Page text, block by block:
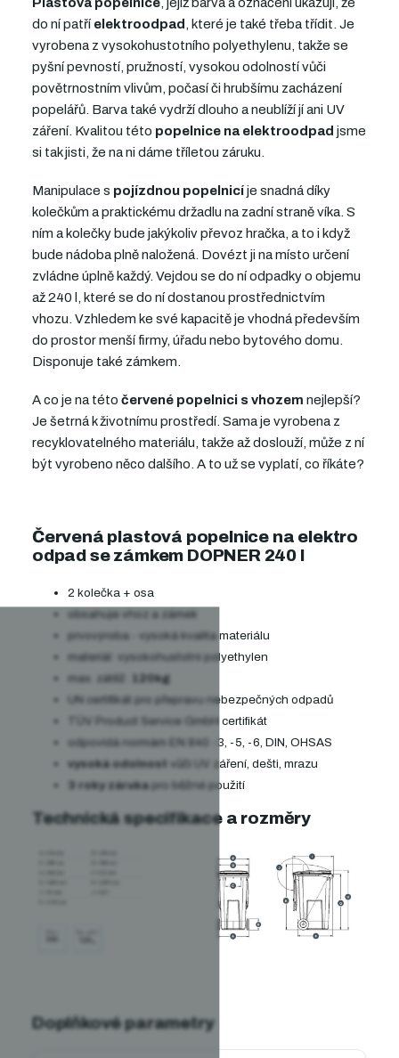
Plastová popelnice, jejíž barva a označení ukazují, že
do ní patříelektroodpad, které je také třeba třídit. Je
vyrobena z vysokohustotního polyethylenu, takže se
pyšní pevností, pružností, vysokou odolností vůči
povětrnostním vlivům, počasí či hrubšímu zacházení
popelářů. Barva také vydrží dlouho a neublíží jí ani UV
záření. Kvalitou této popelnice na elektroodpad jsme
si tak jisti, že na ni dáme tříletou záruku.
Manipulace s pojízdnou popelnicíje snadná díky
kolečkům a praktickému držadlu na zadní straně víka. S
ním a kolečky bude jakýkoliv převoz hračka, a to i když
bude nádoba plně naložená. Dovézt ji na místo určení
zvládne úplně každý. Vejdou se do ní odpadky o objemu
až 240 l, které se do ní dostanou prostřednictvím
vhozu. Vzhledem ke své kapacitě je vhodná především
do prostor menší firmy, úřadu nebo bytového domu.
Disponuje také zámkem.
A co je na této červené popelnici s vhozem nejlepší?
Je šetrná k životnímu prostředí. Sama je vyrobena z
recyklovatelného materiálu, takže až doslouží, může z ní
být vyrobeno něco dalšího. A to už se vyplatí, co říkáte?
Červená plastová popelnice na elektro
odpad se zámkem DOPNER 240 l
2 kolečka + osa
obsahuje vhoz a zámek
prvovýroba - vysoká kvalita materiálu
materiál: vysokohustotní polyethylen
max. zátěž:
120kg
UN certifikát pro přepravu nebezpečných odpadů
TÜV Product Service GmbH certifikát
odpovídá normám EN 840 -3, -5, -6, DIN, OHSAS
vysoká odolnost vůči UV záření, dešti, mrazu
3 roky zárukapro běžné použití
Technická specifikace a rozměry
Doplňkové parametry